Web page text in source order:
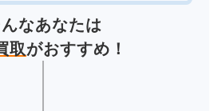
なあなたは
取がおすすめ！